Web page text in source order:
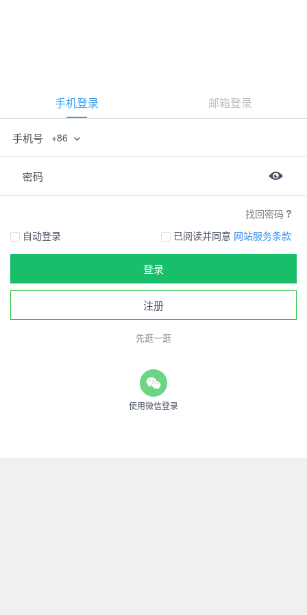
手机登录 邮箱登录
手机号 +86
密码
找回密码
自动登录
已阅读并同意 网站服务条款
登录
注册
先逛一逛
使用微信登录